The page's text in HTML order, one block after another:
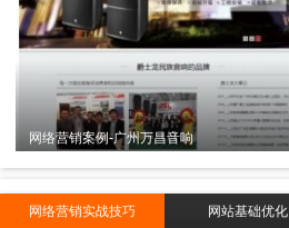
网络营销案例-广州万昌音响
网络营销实战技巧 网站基础优化